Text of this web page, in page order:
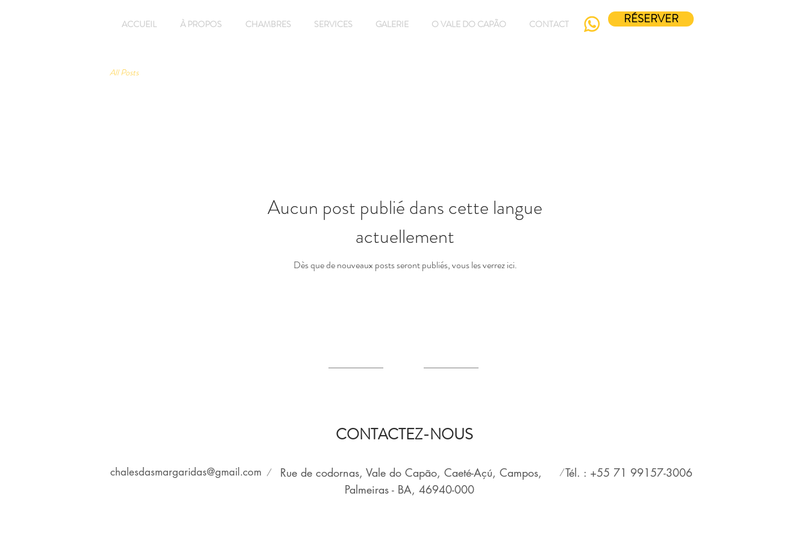
ACCUEIL À PROPOS CHAMBRES SERVICES GALERIE O VALE DO CAPÃO CONTACT RÉSERVER
All Posts
Aucun post publié dans cette langue
actuellement
Dès que de nouveaux posts seront publiés, vous les verrez ici.
CONTACTEZ-NOUS
chalesdasmargaridas@gmail.com
Rue de codornas, Vale do Capão, Caeté-Açú, Campos,
Palmeiras - BA, 46940-000
/ Tél. : +55 71 99157-3006
/